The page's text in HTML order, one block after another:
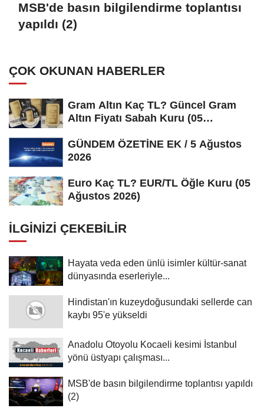
MSB'de basın bilgilendirme toplantısı
yapıldı (2)
ÇOK OKUNAN HABERLER
Gram Altın Kaç TL? Güncel Gram
Altın Fiyatı Sabah Kuru (05
GÜNDEM ÖZETİNE EK / 5 Ağustos
2026
Euro Kaç TL? EUR/TL Öğle Kuru (05
Ağustos 2026)
İLGINIZI ÇEKEBILIR
Hayata veda eden ünlü isimler kültür-sanat
dünyasında eserleriyle...
Hindistan'ın kuzeydoğusundaki sellerde can
kaybı 95'e yükseldi
Anadolu Otoyolu Kocaeli kesimi İstanbul
yönü üstyapı çalışması...
MSB'de basın bilgilendirme toplantısı yapıldı
(2)